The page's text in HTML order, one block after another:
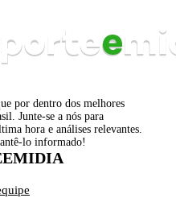
por dentro dos melhores
Junte-se a nós para
hora e análises relevantes.
lo informado!